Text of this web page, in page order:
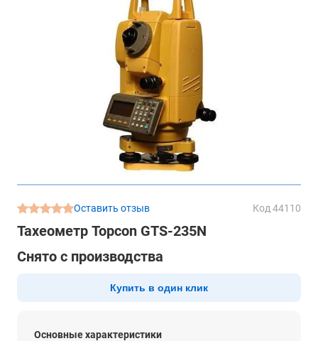
Оставить отзыв Код 44110
Тахеометр Topcon GTS-235N
Снято с производства
Купить в один клик
Основные характеристики